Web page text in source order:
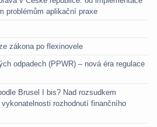
problémům aplikační praxe
zákona po flexinovele
odpadech (PPWR) – nová éra regulace
Brusel I bis? Nad rozsudkem
rozhodnutí finančního